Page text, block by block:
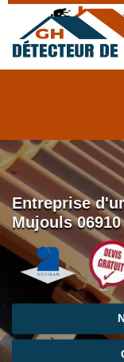
Entreprise
Mujouls 06910